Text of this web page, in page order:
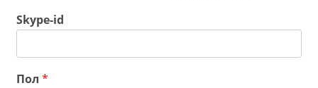
Skype-id
Пол*